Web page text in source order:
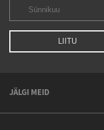
JÄLGI MEID